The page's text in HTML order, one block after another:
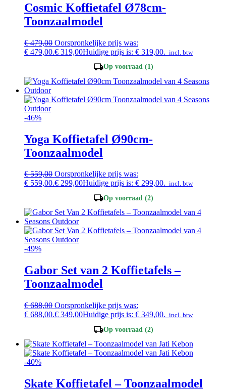
Cosmic Koffietafel Ø78cm-
Toonzaalmodel
€479,00 Oorspronkelijke prijs was:
€ 479,00.€ 319,00Huidige prijs is: € 319,00. incl. btw
local_shippingOp voorraad (1)
-46%
Yoga Koffietafel Ø90cm-
Toonzaalmodel
€559,00 Oorspronkelijke prijs was:
€ 559,00.€ 299,00Huidige prijs is: € 299,00. incl. btw
local_shippingOp voorraad (2)
-49%
Gabor Set van 2 Koffietafels –
Toonzaalmodel
€688,00 Oorspronkelijke prijs was:
€ 688,00.€ 349,00Huidige prijs is: € 349,00. incl. btw
local_shippingOp voorraad (2)
-40%
Skate Koffietafel – Toonzaalmodel